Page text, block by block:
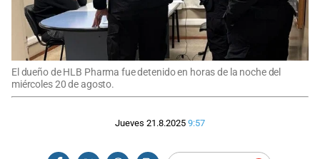
El dueño de HLB Pharma fue detenido en horas de la noche del
miércoles 20 de agosto.
Jueves 21.8.2025 9:57